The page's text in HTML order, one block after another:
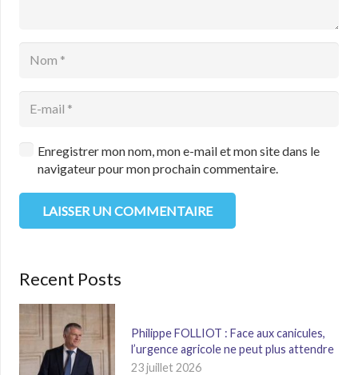
Enregistrer mon nom, mon e-mail et mon site dans le
navigateur pour mon prochain commentaire.
LAISSER UN COMMENTAIRE
Recent Posts
Philippe FOLLIOT : Face aux canicules,
l’urgence agricole ne peut plus attendre
23 juillet 2026